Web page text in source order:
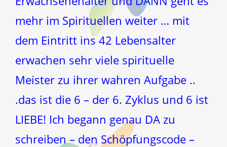
mehr im Spirituellen weiter … mit
dem Eintritt ins 42 Lebensalter
erwachen sehr viele spirituelle
Meister zu ihrer wahren Aufgabe ..
.das ist die 6 – der 6. Zyklus und 6 ist
LIEBE! Ich begann genau DA zu
schreiben – den Schöpfungscode –